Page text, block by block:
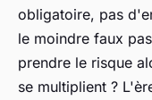
obligatoire, pas
le moindre faux
prendre le risque
se multiplient ?